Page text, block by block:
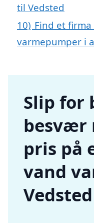
til Vedsted
10) Find et
varmepumper i
Slip for
besvær
pris på
vand
Vedsted